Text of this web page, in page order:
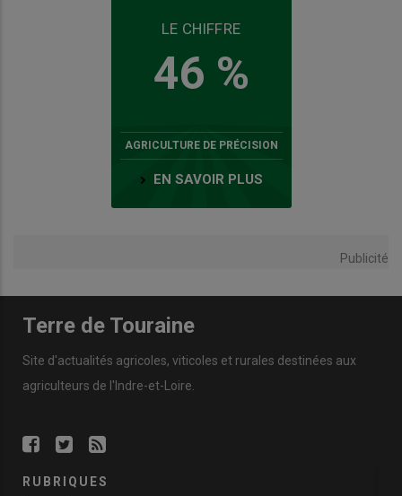
LE CHIFFRE
46 %
AGRICULTURE DE PRÉCISION
EN SAVOIR PLUS
Publicité
Terre de Touraine
Site d'actualités agricoles, viticoles et rurales destinées aux
agriculteurs de l'Indre-et-Loire.
RUBRIQUES